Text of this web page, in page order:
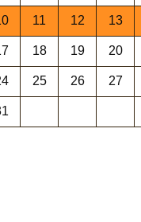
11 12 13
18 19 20
25 26 27